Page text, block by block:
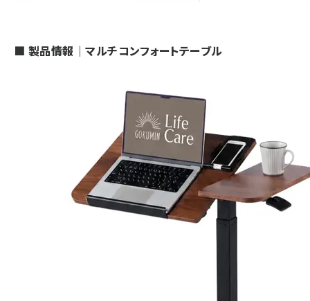
■ 製品情報｜マルチコンフォートテーブル